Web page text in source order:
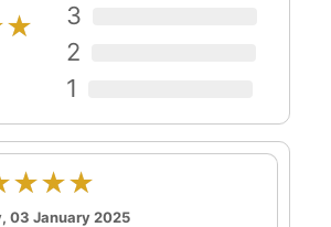
3
2
1
03 January 2025